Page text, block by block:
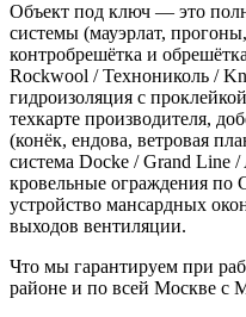
Объект под ключ — это
системы (мауэрлат,
контробрешётка и
Rockwool / Технониколь /
гидроизоляция с
техкарте производителя,
(конёк, ендова, ветровая
система Docke / Grand Line /
кровельные ограждения
устройство мансардных
выходов вентиляции.
Что мы гарантируем при
районе и по всей Москве с